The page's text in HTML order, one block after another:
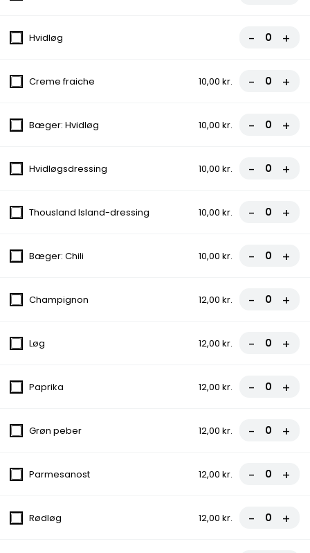
Ayran
24,00 kr.
Hyldeblomst
Tuborg øl
109,00 kr.
Monster 0.5 L
TILBUD
34) og 0.5 Sodavand
Hvidløg - +
Creme fraiche 10,00 kr. - +
Bæger: Hvidløg 10,00 kr. - +
Hvidløgsdressing 10,00 kr. - +
Thousland Island-dressing 10,00 kr. - +
Bæger: Chili 10,00 kr. - +
Champignon 12,00 kr. - +
Løg 12,00 kr. - +
Paprika 12,00 kr. - +
Grøn peber 12,00 kr. - +
Parmesanost 12,00 kr. - +
Rødløg 12,00 kr. - +